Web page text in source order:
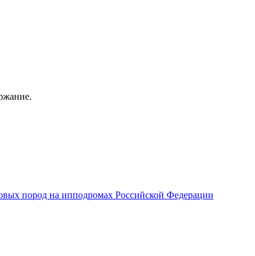
пород на ипподромах Российской Федерации